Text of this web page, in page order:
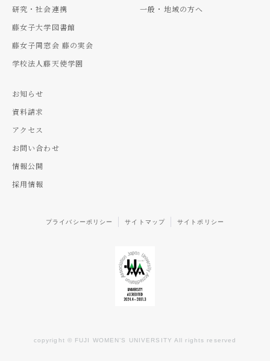
研究・社会連携
藤女子大学図書館
藤女子同窓会 藤の実会
学校法人藤天使学園
一般・地域の方へ
お知らせ
資料請求
アクセス
お問い合わせ
情報公開
採用情報
プライバシーポリシー サイトマップ サイトポリシー
copyright © FUJI WOMEN’S UNIVERSITY All rights reserved